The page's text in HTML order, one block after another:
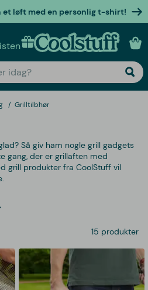
et løft med en personlig t-shirt!
Personlige gaver
Grilltilbhør
Så giv ham nogle grill gadgets
gang, der er grillaften med
grill produkter fra CoolStuff vil
15 produkter